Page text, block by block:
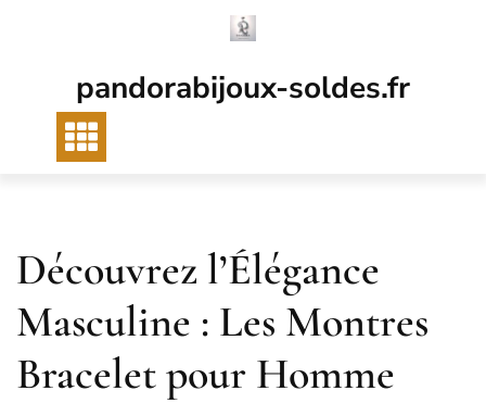
pandorabijoux-soldes.fr
Découvrez l’Élégance
Masculine : Les Montres
Bracelet pour Homme